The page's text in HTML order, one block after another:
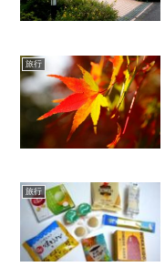
旅行
旅行